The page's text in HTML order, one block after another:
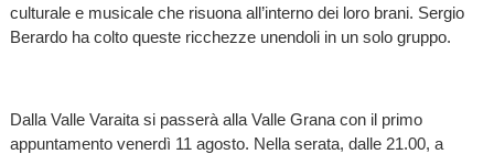
culturale e musicale che risuona all’interno dei loro brani. Sergio
Berardo ha colto queste ricchezze unendoli in un solo gruppo.
Dalla Valle Varaita si passerà alla Valle Grana con il primo
appuntamento venerdì 11 agosto. Nella serata, dalle 21.00, a